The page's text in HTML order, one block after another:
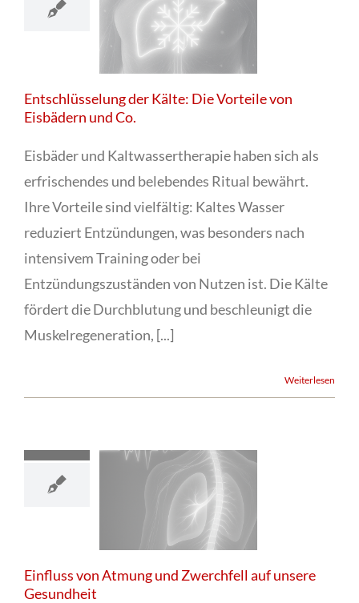
Eisbädern und
Entschlüsselung der Kälte: Die Vorteile von
Eisbädern und Co.
Eisbäder und Kaltwassertherapie haben sich als
erfrischendes und belebendes Ritual bewährt.
Ihre Vorteile sind vielfältig: Kaltes Wasser
reduziert Entzündungen, was besonders nach
intensivem Training oder bei
Entzündungszuständen von Nutzen ist. Die Kälte
fördert die Durchblutung und beschleunigt die
Muskelregeneration, [...]
Weiterlesen
Atmung und
Einfluss von Atmung und Zwerchfell auf unsere
Gesundheit